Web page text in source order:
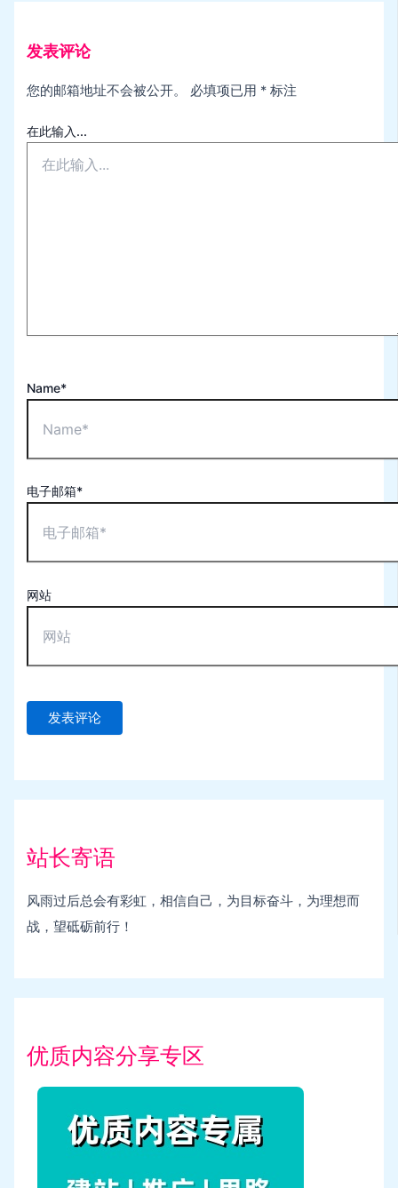
发表评论
您的邮箱地址不会被公开。 必填项已用 * 标注
在此输入...
Name*
电子邮箱*
网站
站长寄语
风雨过后总会有彩虹，相信自己，为目标奋斗，为理想而
战，望砥砺前行！
优质内容分享专区